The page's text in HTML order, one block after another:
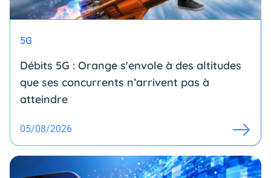
5G
Débits 5G : Orange s'envole à des altitudes
que ses concurrents n’arrivent pas à
atteindre
05/08/2026